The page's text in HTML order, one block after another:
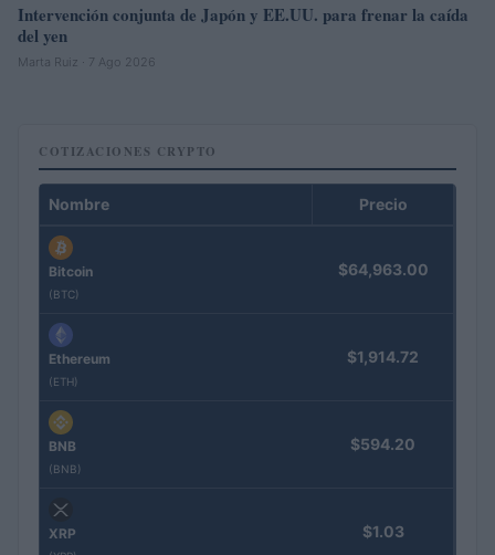
Intervención conjunta de Japón y EE.UU. para frenar la caída
del yen
Marta Ruiz · 7 Ago 2026
COTIZACIONES CRYPTO
Nombre Precio
Bitcoin
(BTC)
$64,963.00
Ethereum
(ETH)
$1,914.72
BNB
(BNB)
$594.20
XRP $1.03